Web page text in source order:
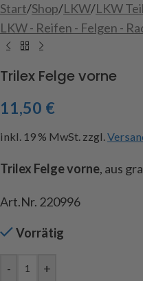
Start/Shop/LKW/LKW
LKW - Reifen - Felgen -
Trilex Felge vorne
11,50 €
inkl. 19 % MwSt. zzgl.
Trilex Felge vorne, aus
Art.Nr. 220996
Vorrätig
- +